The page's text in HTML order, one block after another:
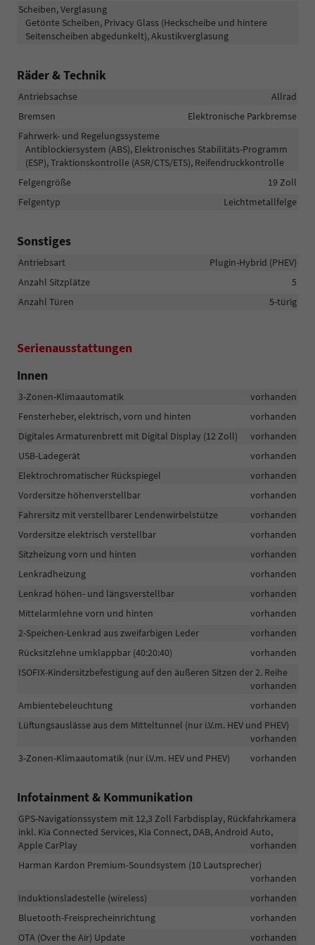
Scheiben, Verglasung
Getönte Scheiben, Privacy Glass (Heckscheibe und hintere
Seitenscheiben abgedunkelt), Akustikverglasung
Räder & Technik
Antriebsachse
Allrad
Bremsen
Elektronische Parkbremse
Fahrwerk- und Regelungssysteme
Antiblockiersystem (ABS), Elektronisches Stabilitäts-Programm
(ESP), Traktionskontrolle (ASR/CTS/ETS), Reifendruckkontrolle
Felgengröße
19 Zoll
Felgentyp
Leichtmetallfelge
Sonstiges
Antriebsart
Plugin-Hybrid (PHEV)
Anzahl Sitzplätze
5
Anzahl Türen
5-türig
Serienausstattungen
Innen
3-Zonen-Klimaautomatik
vorhanden
Fensterheber, elektrisch, vorn und hinten
vorhanden
Digitales Armaturenbrett mit Digital Display (12 Zoll)
vorhanden
USB-Ladegerät
vorhanden
Elektrochromatischer Rückspiegel
vorhanden
Vordersitze höhenverstellbar
vorhanden
Fahrersitz mit verstellbarer Lendenwirbelstütze
vorhanden
Vordersitze elektrisch verstellbar
vorhanden
Sitzheizung vorn und hinten
vorhanden
Lenkradheizung
vorhanden
Lenkrad höhen- und längsverstellbar
vorhanden
Mittelarmlehne vorn und hinten
vorhanden
2-Speichen-Lenkrad aus zweifarbigen Leder
vorhanden
Rücksitzlehne umklappbar (40:20:40)
vorhanden
ISOFIX-Kindersitzbefestigung auf den äußeren Sitzen der 2. Reihe
vorhanden
Ambientebeleuchtung
vorhanden
Lüftungsauslässe aus dem Mitteltunnel (nur i.V.m. HEV und PHEV)
vorhanden
3-Zonen-Klimaautomatik (nur i.V.m. HEV und PHEV)
vorhanden
Infotainment & Kommunikation
GPS-Navigationssystem mit 12,3 Zoll Farbdisplay, Rückfahrkamera
inkl. Kia Connected Services, Kia Connect, DAB, Android Auto,
Apple CarPlay
vorhanden
Harman Kardon Premium-Soundsystem (10 Lautsprecher)
vorhanden
Induktionsladestelle (wireless)
vorhanden
Bluetooth-Freisprecheinrichtung
vorhanden
OTA (Over the Air) Update
vorhanden